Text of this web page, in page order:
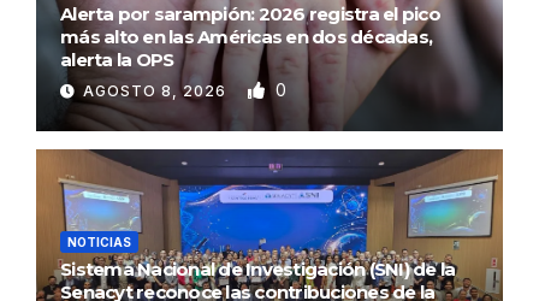
Alerta por sarampión: 2026 registra el pico
más alto en las Américas en dos décadas,
alerta la OPS
AGOSTO 8, 2026 0
NOTICIAS
Sistema Nacional de Investigación (SNI) de la
Senacyt reconoce las contribuciones de la